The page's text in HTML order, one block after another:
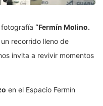
“Fermín Molino.
un recorrido lleno de
invita a revivir momentos
en el Espacio Fermín